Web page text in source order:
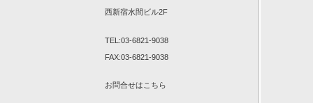
西新宿水間ビル2F
TEL:03-6821-9038
FAX:03-6821-9038
お問合せは こちら